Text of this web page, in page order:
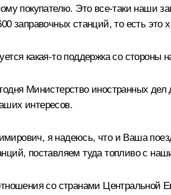
покупателю. Это все‑таки наши
заправочных станций, то есть
какая‑то поддержка со
Министерство иностранных
интересов.
я надеюсь, что и Ваша
поставляем туда топливо с
со странами Центральной